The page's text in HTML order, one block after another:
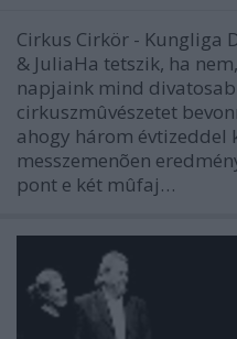
Cirkus Cirkör - Kungliga
& JuliaHa tetszik, ha
napjaink mind
cirkuszmûvészetet
ahogy három
messzemenõen
pont e két mûfaj…